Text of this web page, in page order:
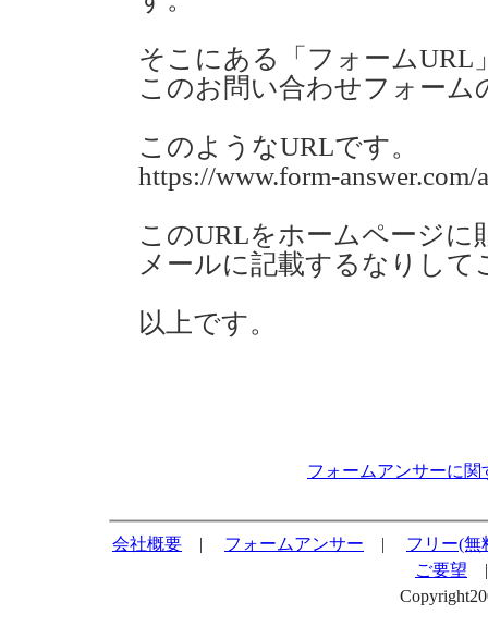
そこにある「フォームURL
このお問い合わせフォーム
このようなURLです。
https://www.form-
このURLをホームページに
メールに記載するなりして
以上です。
フォームアンサーに
会社概要 | フォームアンサー | フリー(無
ご要望